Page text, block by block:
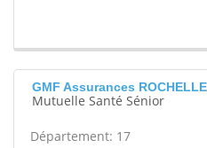
GMF Assurances
Mutuelle Santé Sénior
Département: 17